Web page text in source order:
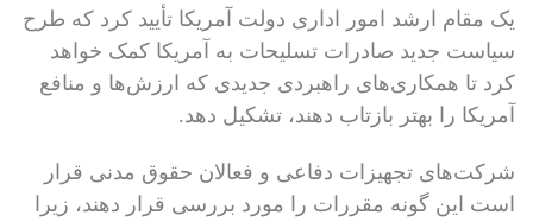
یک مقام ارشد امور اداری دولت آمریکا تأیید کرد که طرح
سیاست جدید صادرات تسلیحات به آمریکا کمک خواهد
کرد تا همکاری‌های راهبردی جدیدی که ارزش‌ها و منافع
آمریکا را بهتر بازتاب دهند، تشکیل دهد.
شرکت‌های تجهیزات دفاعی و فعالان حقوق مدنی قرار
است این گونه مقررات را مورد بررسی قرار دهند، زیرا